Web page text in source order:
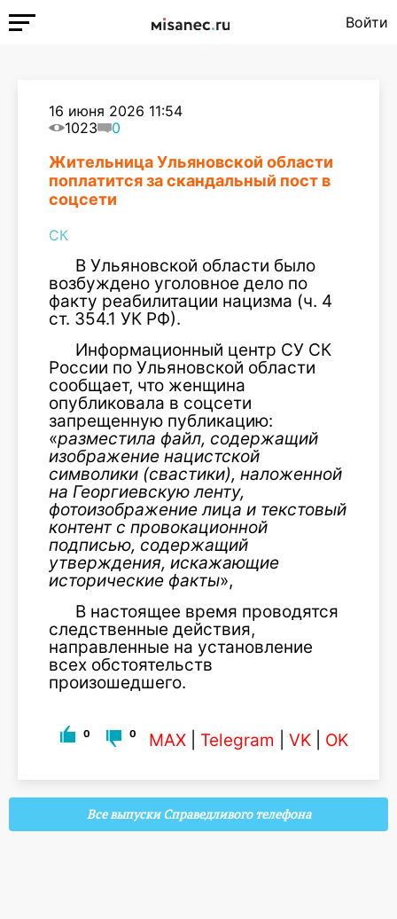
Войти
16 июня 2026 11:54
1023
0
Жительница Ульяновской области
поплатится за скандальный пост в
соцсети
СК
В Ульяновской области было
возбуждено уголовное дело по
факту реабилитации нацизма (ч. 4
ст. 354.1 УК РФ).
Информационный центр СУ СК
России по Ульяновской области
сообщает, что женщина
опубликовала в соцсети
запрещенную публикацию:
«разместила файл, содержащий
изображение нацистской
символики (свастики), наложенной
на Георгиевскую ленту,
фотоизображение лица и текстовый
контент с провокационной
подписью, содержащий
утверждения, искажающие
исторические факты»,
В настоящее время проводятся
следственные действия,
направленные на установление
всех обстоятельств
произошедшего.
0 0 MAX Telegram VK OK
Все выпуски Справедливого телефона